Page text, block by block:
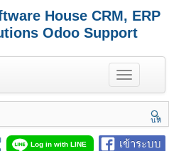
House CRM, ERP
Odoo Support
T
o
g
e
n
นห
า
เข้าระบบ
Log in with LINE